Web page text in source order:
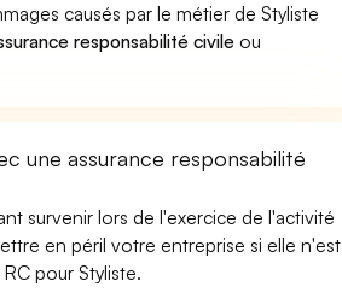
causés par le métier de Styliste
responsabilité civile ou
une assurance responsabilité
survenir lors de l'exercice de l'activité
en péril votre entreprise si elle n'est
pour Styliste.